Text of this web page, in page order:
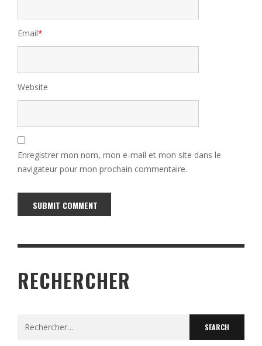
Email*
Website
Enregistrer mon nom, mon e-mail et mon site dans le
navigateur pour mon prochain commentaire.
RECHERCHER